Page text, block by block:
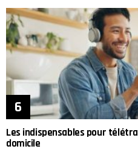
Les indispensables pour
domicile